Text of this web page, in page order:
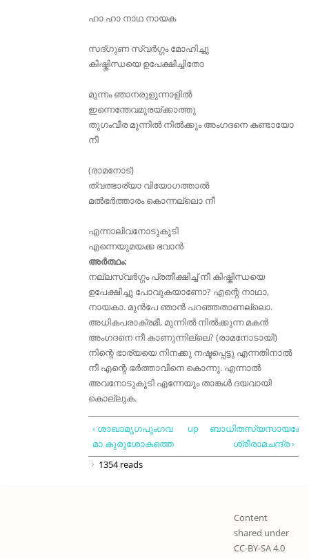
ഹാ ഹാ നാഥ നായക
സദ്ഗുണ സ്വര്‍ഗ്ഗം മോഹിച്ചു
കിഷ്കിന്ധയെ ഉപേക്ഷിച്ചിതോ
മുന്നം ഞാനരുളുന്നാളിൽ
ഇന്നെന്തേവമുരയ്ക്കാത്തു
തുഗംവീര മുന്നിൽ നിൽക്കും അംഗദനെ കണ്ടായോ
നീ
(രാമനോട്)
ത്വത്ഭാര്യാ വിയോഗത്താല്‍
മല്‍ഭര്‍ത്താരം കൊന്നല്ലൊ നീ
എന്നാലിവനോടുകൂടി
എന്നെയുമയക്ക ഭവാന്‍
അർത്ഥം:
നല്ലസ്വർഗ്ഗം പ്രതീക്ഷിച്ച് നീ കിഷ്കിന്ധയെ
ഉപേക്ഷിച്ചു പോവുകയാണോ? എന്റെ നാഥാ,
നായകാ. മുൻപേ ഞാൻ പറഞ്ഞതാണല്ലൊ.
അധികപരാക്രമീ, മുന്നിൽ നിൽക്കുന്ന മകൻ
അംഗദനെ നീ കാണുന്നില്ലെ? (രാമനോടായി)
നിന്റെ ഭാര്യയെ നിനക്കു നഷ്ടപ്പെട്ടു എന്നതിനാൽ
നീ എന്റെ ഭർത്താവിനെ കൊന്നു. എന്നാൽ
അവനോടുകൂടി എന്നേയും താങ്കൾ ദയവായി
കൊല്ലുക.
‹ ശാഖാമൃഗപുംഗവ
മാ കുരുശോകത്തെ
up
ശ്രീരാമചന്ദ്ര ›
1354 reads
Content
shared under
CC-BY-SA 4.0